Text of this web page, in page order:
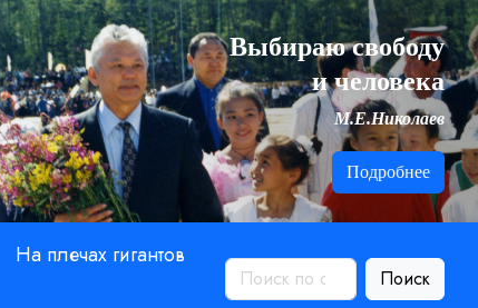
Выбираю свободу
и человека
М.Е.Николаев
Подробнее
На плечах гигантов
Поиск